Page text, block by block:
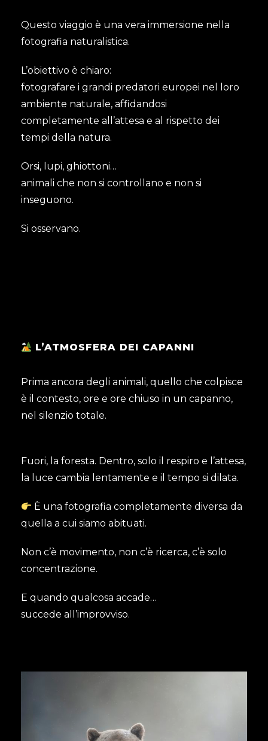
Questo viaggio è una vera immersione nella
fotografia naturalistica.
L’obiettivo è chiaro:
fotografare i grandi predatori europei nel loro
ambiente naturale, affidandosi
completamente all’attesa e al rispetto dei
tempi della natura.
Orsi, lupi, ghiottoni…
animali che non si controllano e non si
inseguono.
Si osservano.
L’ATMOSFERA DEI CAPANNI
Prima ancora degli animali, quello che colpisce
è il contesto, ore e ore chiuso in un capanno,
nel silenzio totale.
Fuori, la foresta. Dentro, solo il respiro e l’attesa,
la luce cambia lentamente e il tempo si dilata.
È una fotografia completamente diversa da
quella a cui siamo abituati.
Non c’è movimento, non c’è ricerca, c’è solo
concentrazione.
E quando qualcosa accade…
succede all’improvviso.